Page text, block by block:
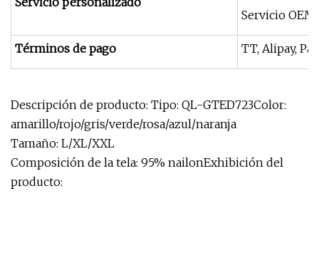
Servicio
Términos de pago TT, Alipay,
Descripción de producto: Tipo: QL-GTED723Color:
amarillo/rojo/gris/verde/rosa/azul/naranja
Tamaño: L/XL/XXL
Composición de la tela: 95% nailonExhibición del
producto: